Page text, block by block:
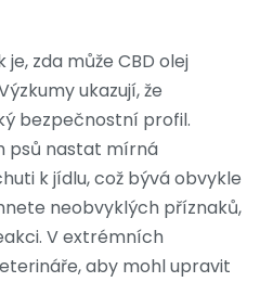
zda může CBD olej
ukazují, že
bezpečnostní profil.
psů nastat mírná
k jídlu, což bývá obvykle
neobvyklých příznaků,
V extrémních
aby mohl upravit